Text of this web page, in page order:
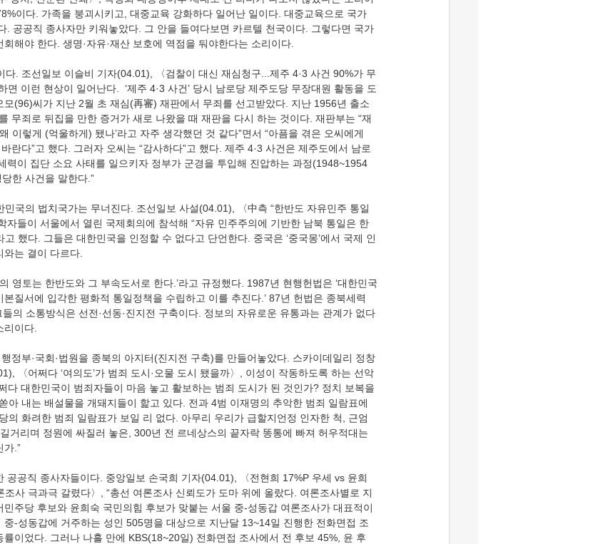
이다. 가족을 붕괴시키고, 대중교육 강화하다 일어난 일이다. 대중교육으로 국가
. 공공직 종사자만 키워놓았다. 그 안을 들여다보면 카르텔 천국이다. 그렇다면 국가
해야 한다. 생명·자유·재산 보호에 역점을 둬야한다는 소리이다.
다. 조선일보 이슬비 기자(04.01), 〈검찰이 대신 재심청구...제주 4·3 사건 90%가 무
면 이런 현상이 일어난다.  ‘제주 4·3 사건’ 당시 남로당 제주도당 무장대원 활동을 도
(96)씨가 지난 2월 초 재심(再審) 재판에서 무죄를 선고받았다. 지난 1956년 출소
무죄로 뒤집을 만한 증거가 새로 나왔을 때 재판을 다시 하는 것이다. 재판부는 “재
이렇게 (억울하게) 됐나’라고 자주 생각했던 것 같다”면서 “아픔을 겪은 오씨에게
란다”고 했다. 그러자 오씨는 “감사하다”고 했다. 제주 4·3 사건은 제주도에서 남로
력이 집단 소요 사태를 일으키자 정부가 군경을 투입해 진압하는 과정(1948~1954
한 사건을 말한다.”
민국의 법치국가는 무너진다. 조선일보 사설(04.01), 〈中측 “한반도 자유민주 통일
자들이 서울에서 열린 국제회의에 참석해 “자유 민주주의에 기반한 남북 통일은 한
했다. 그들은 대한민국을 인정할 수 없다고 단언한다. 중국은 ‘중국몽’에서 국제 인
와는 결이 다르다.
영토는 한반도와 그 부속도서로 한다.’라고 규정했다. 1987년 현행헌법은 ‘대한민국
질서에 입각한 평화적 통일정책을 수립하고 이를 추진다.’ 87년 헌법은 종북세력
의 소통방식은 선전·선동·진지전 구축이다. 정보의 자유로운 유통과는 관계가 없다
리이다.
정부·국회·법원을 종북의 아지터(진지전 구축)를 만들어놓았다. 스카이데일리 정창
〈어쩌다 ‘여의도’가 범죄 도시·오물 도시 됐을까〉, 이성이 작동하도록 하는 선악
다 대한민국이 범죄자들이 마음 놓고 활보하는 범죄 도시가 된 것인가? 정치 보복을
아 내는 배설물을 개돼지들이 핥고 있다. 전과 4범 이재명의 추악한 범죄 일람표에
의 화려한 범죄 일람표가 보일 리 없다. 아무리 우리가 급할지언정 인자한 척, 근엄
거리며 정원에 싸질러 놓은, 300년 전 르네상스의 끝자락 똥통에 빠져 허우적대는
가.”
조사 극과극 갈렸다〉, “총선 여론조사 신뢰도가 도마 위에 올랐다. 여론조사별로 지
주당 후보와 윤희숙 국민의힘 후보가 맞붙는 서울 중-성동갑 여론조사가 대표적이
-성동갑에 거주하는 성인 505명을 대상으로 지난달 13~14일 진행한 전화면접 조
이었다. 그러나 나흘 만에 KBS(18~20일) 전화면접 조사에서 전 후보 45%, 윤 후